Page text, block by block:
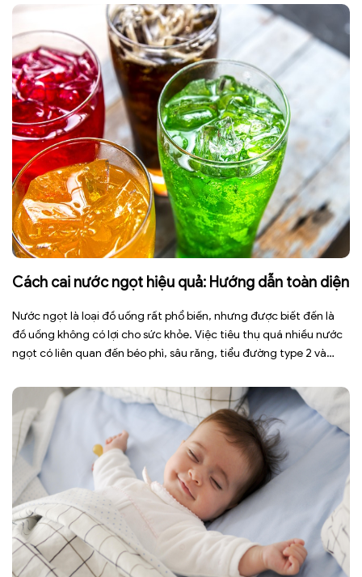
ngày có thể […]
Cách cai nước ngọt hiệu quả: Hướng dẫn toàn diện
Nước ngọt là loại đồ uống rất phổ biến, nhưng được biết đến là
đồ uống không có lợi cho sức khỏe. Việc tiêu thụ quá nhiều nước
ngọt có liên quan đến béo phì, sâu răng, tiểu đường type 2 và
chỉ […]